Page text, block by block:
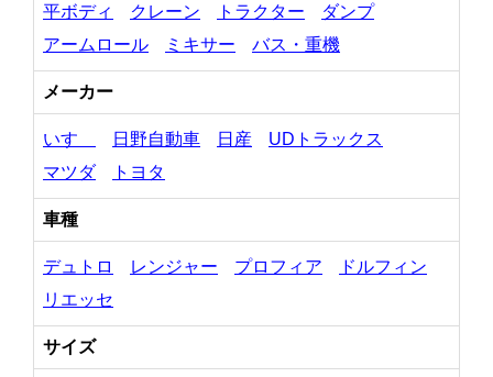
平ボディ
クレーン トラクター
ダンプ
アームロール
ミキサー バス・重機
メーカー
いすゞ 日野自動車 日産
UDトラックス
マツダ
トヨタ
車種
デュトロ レンジャー プロフィア
ドルフィン
リエッセ
サイズ